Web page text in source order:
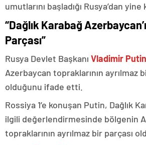
umutlarını başladığı Rusya’dan
“Dağlık Karabağ
Parçası”
Rusya Devlet Başkanı Vladimir Putin
Azerbaycan topraklarının ayrılmaz
olduğunu ifade etti.
Rossiya 1’e konuşan Putin, Dağlık
ilgili değerlendirmesinde bölgenin
topraklarının ayrılmaz bir parçası